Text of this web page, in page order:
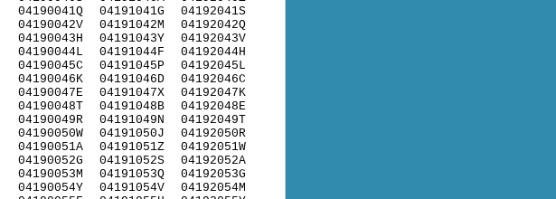
04190041Q
04190042V
04190043H
04190044L
04190045C
04190046K
04190047E
04190048T
04190049R
04190050W
04190051A
04190052G
04190053M
04190054Y
04191041G
04191042M
04191043Y
04191044F
04191045P
04191046D
04191047X
04191048B
04191049N
04191050J
04191051Z
04191052S
04191053Q
04191054V
04192041S
04192042Q
04192043V
04192044H
04192045L
04192046C
04192047K
04192048E
04192049T
04192050R
04192051W
04192052A
04192053G
04192054M